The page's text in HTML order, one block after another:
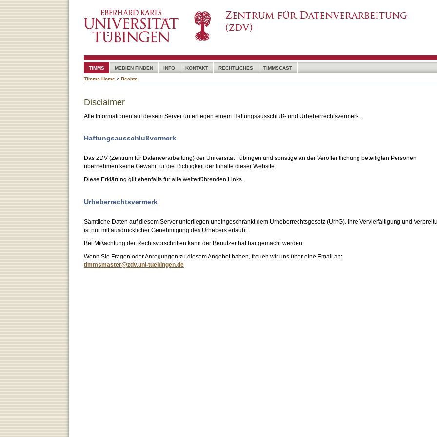
TIMMS MEDIEN FINDEN INFO KONTAKT RECHTLICHES
TIMMSCAST
Timms Home > Rechte
Disclaimer
Alle Informationen auf diesem Server unterliegen einem Haftungsausschluß- und Urheberrechtsvermerk.
Haftungsausschlußvermerk
Das ZDV (Zentrum für Datenverarbeitung) der Universität Tübingen und sonstige an der Veröffentlichung beteiligten Personen
übernehmen keine Gewähr für die Richtigkeit der Inhalte dieser Website.
Diese Erklärung gilt ebenfalls für alle weiterführenden Links.
Urheberrechtsvermerk
Sämtliche Daten auf diesem Server unterliegen uneingeschränkt dem Urheberrechtsgesetz (UrhG). Ihre Vervielfältigung und
ist nur mit ausdrücklicher Genehmigung des Urhebers erlaubt.
Bei Mißachtung der Rechtsvorschriften kann der Benutzer haftbar gemacht werden.
Wenn Sie Fragen oder Anregungen zu diesem Angebot haben, freuen wir uns über eine Email an:
timmsmaster@zdv.uni-tuebingen.de